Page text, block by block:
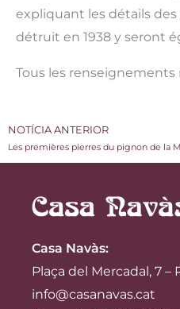
expliquant les détails
détruit en 1938 y seront
Tous les
NOTÍCIA ANTERIOR
Les premières pierres du pignon de la
Casa Navàs:
Plaça del Mercadal, 7 –
info@casanavas.cat